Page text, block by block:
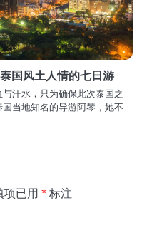
国风土人情的七日游
汗水，只为确保此次泰国之
当地知名的导游阿琴，她不
项已用 * 标注